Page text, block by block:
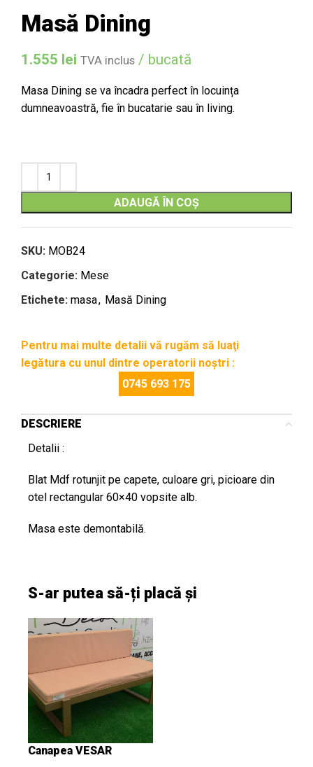
Masă Dining
1.555 lei TVA inclus / bucată
Masa Dining se va încadra perfect în locuința
dumneavoastră, fie în bucatarie sau în living.
ADAUGĂ ÎN COȘ
SKU: MOB24
Categorie: Mese
Etichete: masa, Masă Dining
Pentru mai multe detalii vă rugăm să luaţi
legătura cu unul dintre operatorii noştri :
0745 693 175
DESCRIERE
Detalii :
Blat Mdf rotunjit pe capete, culoare gri, picioare din
otel rectangular 60×40 vopsite alb.
Masa este demontabilă.
S-ar putea să-ți placă și
Canapea VESAR